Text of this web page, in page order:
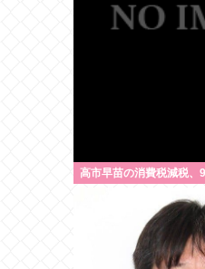
高市早苗の消費税減税、